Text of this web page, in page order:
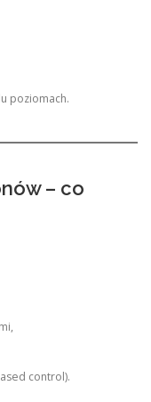
poziomach.
– co
control).